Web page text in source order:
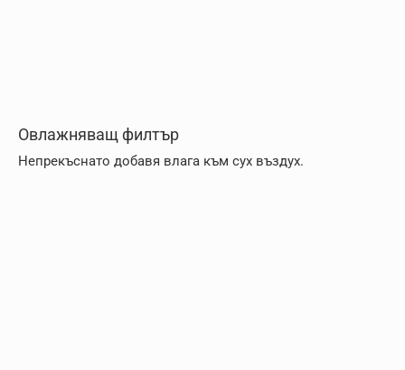
Овлажняващ филтър
Непрекъснато добавя влага към сух въздух.